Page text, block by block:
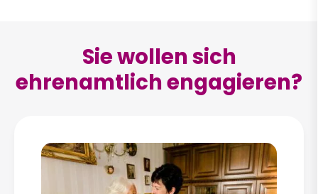
Sie wollen sich
ehrenamtlich engagieren?